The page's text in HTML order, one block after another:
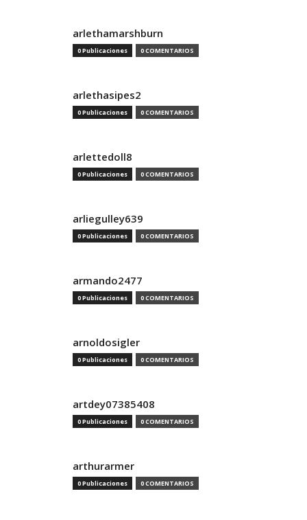
arlethamarshburn
0 Publicaciones 0 COMENTARIOS
arlethasipes2
0 Publicaciones 0 COMENTARIOS
arlettedoll8
0 Publicaciones 0 COMENTARIOS
arliegulley639
0 Publicaciones 0 COMENTARIOS
armando2477
0 Publicaciones 0 COMENTARIOS
arnoldosigler
0 Publicaciones 0 COMENTARIOS
artdey07385408
0 Publicaciones 0 COMENTARIOS
arthurarmer
0 Publicaciones 0 COMENTARIOS